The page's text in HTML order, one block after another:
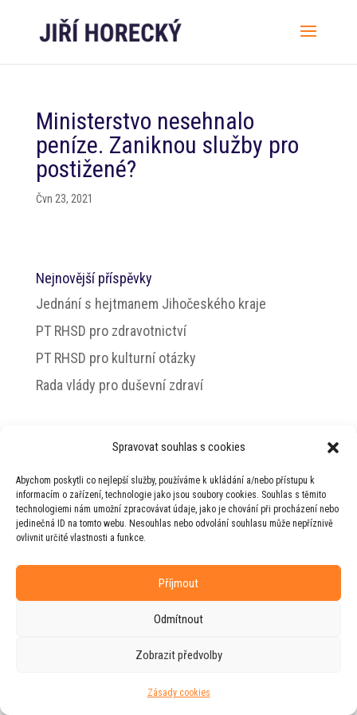
Spravovat souhlas s cookies
Abychom poskytli co nejlepší služby, používáme k ukládání a/nebo přístupu k
informacím o zařízení, technologie jako jsou soubory cookies. Souhlas s těmito
technologiemi nám umožní zpracovávat údaje, jako je chování při procházení nebo
jedinečná ID na tomto webu. Nesouhlas nebo odvolání souhlasu může nepříznivě
ovlivnit určité vlastnosti a funkce.
Příjmout
Odmítnout
Zobrazit předvolby
Zásady cookies
Ministerstvo nesehnalo
peníze. Zaniknou služby pro
postižené?
Čvn 23, 2021
Nejnovější příspěvky
Jednání s hejtmanem Jihočeského kraje
PT RHSD pro zdravotnictví
PT RHSD pro kulturní otázky
Rada vlády pro duševní zdraví
Horeckého
Web vytvořila firmaRUDIve spolupráci s
agenturou